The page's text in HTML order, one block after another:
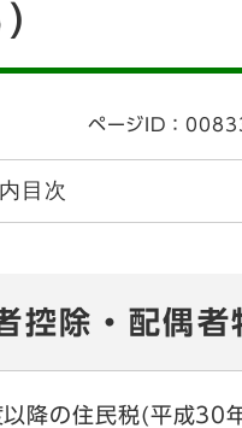
ページID：
目次
控除・配偶者
降の住民税(平成30